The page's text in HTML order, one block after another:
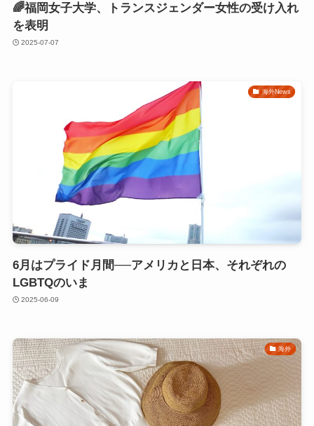
🌈福岡女子大学、トランスジェンダー女性の受け入れ
を表明
2025-07-07
海外News
6月はプライド月間──アメリカと日本、それぞれの
LGBTQのいま
2025-06-09
海外